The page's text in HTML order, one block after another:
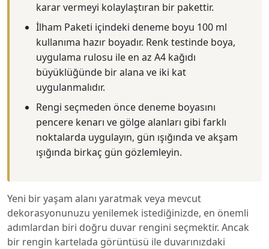
karar vermeyi kolaylaştıran bir pakettir.
İlham Paketi içindeki deneme boyu 100 ml
kullanıma hazır boyadır. Renk testinde boya,
uygulama rulosu ile en az A4 kağıdı
büyüklüğünde bir alana ve iki kat
uygulanmalıdır.
Rengi seçmeden önce deneme boyasını
pencere kenarı ve gölge alanları gibi farklı
noktalarda uygulayın, gün ışığında ve akşam
ışığında birkaç gün gözlemleyin.
Yeni bir yaşam alanı yaratmak veya mevcut
dekorasyonunuzu yenilemek istediğinizde, en önemli
adımlardan biri doğru duvar rengini seçmektir. Ancak
bir rengin kartelada görüntüsü ile duvarınızdaki